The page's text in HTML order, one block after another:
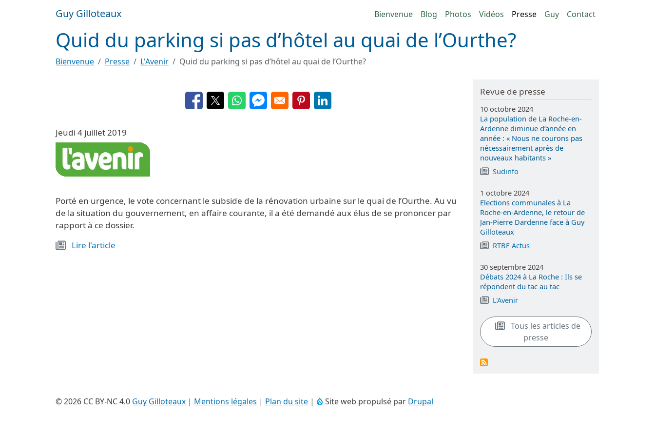
Guy Gilloteaux Navigation principale
Bienvenue Blog Photos Vidéos Presse Guy Contact
Quid du parking si pas d’hôtel au quai de l’Ourthe?
Bienvenue Presse L'Avenir Quid du parking si pas d’hôtel au quai de l’Ourthe?
Opens in a new window
Opens in a new window
Opens in a new window
Opens in a new windowOpens in a new window
Opens in a new window
Jeudi 4 juillet 2019
Image
Porté en urgence, le vote concernant le subside de la rénovation urbaine sur le quai de l’Ourthe. Au vu
de la situation du gouvernement, en affaire courante, il a été demandé aux élus de se prononcer par
rapport à ce dossier.
Lire l'article
Revue de presse
10 octobre 2024
La population de La Roche-en-
Ardenne diminue d’année en
année : « Nous ne courons pas
nécessairement après de
nouveaux habitants »
Sudinfo
1 octobre 2024
Elections communales à La
Roche-en-Ardenne, le retour de
Jan-Pierre Dardenne face à Guy
Gilloteaux
RTBF Actus
30 septembre 2024
Débats 2024 à La Roche : Ils se
répondent du tac au tac
L'Avenir
Tous les articles de
presse
© 2026 CC BY-NC 4.0 Guy Gilloteaux | Mentions légales | Plan du site | Site web propulsé par Drupal